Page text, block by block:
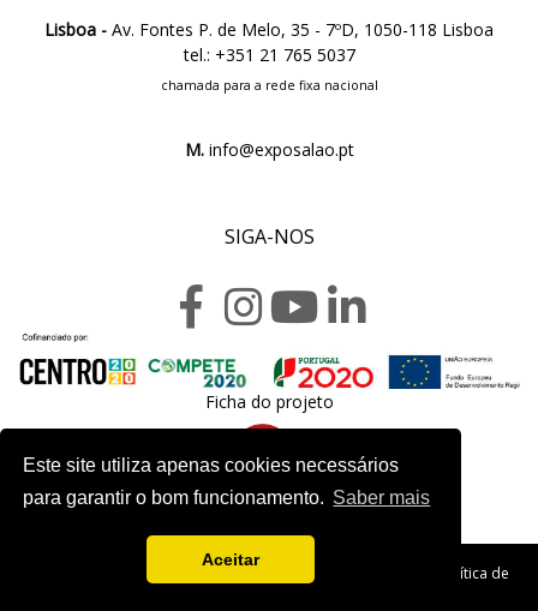
Este site utiliza apenas cookies necessários
para garantir o bom funcionamento. Saber mais
Aceitar
Lisboa - Av. Fontes P. de Melo, 35 - 7ºD, 1050-118 Lisboa
tel.: +351 21 765 5037
chamada para a rede fixa nacional
M.info@exposalao.pt
SIGA-NOS
Ficha do projeto
Copyright 2020. Exposalão - Todos os direitos reservados -
Política de